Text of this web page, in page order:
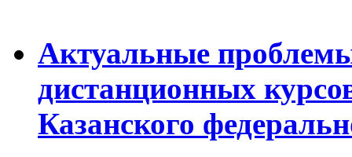
Актуальные
дистанционных
Казанского